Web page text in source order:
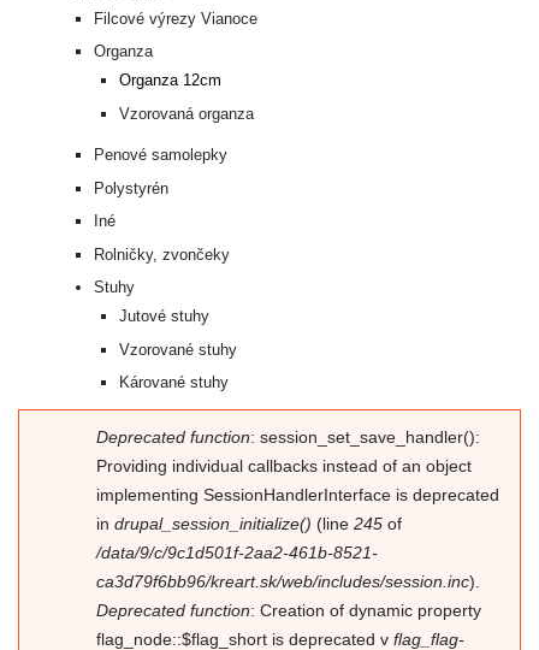
Filcové výrezy Vianoce
Organza
Organza 12cm
Vzorovaná organza
Penové samolepky
Polystyrén
Iné
Rolničky, zvončeky
Stuhy
Jutové stuhy
Vzorované stuhy
Kárované stuhy
Chybová správa
Deprecated function: session_set_save_handler():
Providing individual callbacks instead of an object
implementing SessionHandlerInterface is deprecated
in drupal_session_initialize() (line 245 of
/data/9/c/9c1d501f-2aa2-461b-8521-
ca3d79f6bb96/kreart.sk/web/includes/session.inc).
Deprecated function: Creation of dynamic property
flag_node::$flag_short is deprecated v flag_flag-